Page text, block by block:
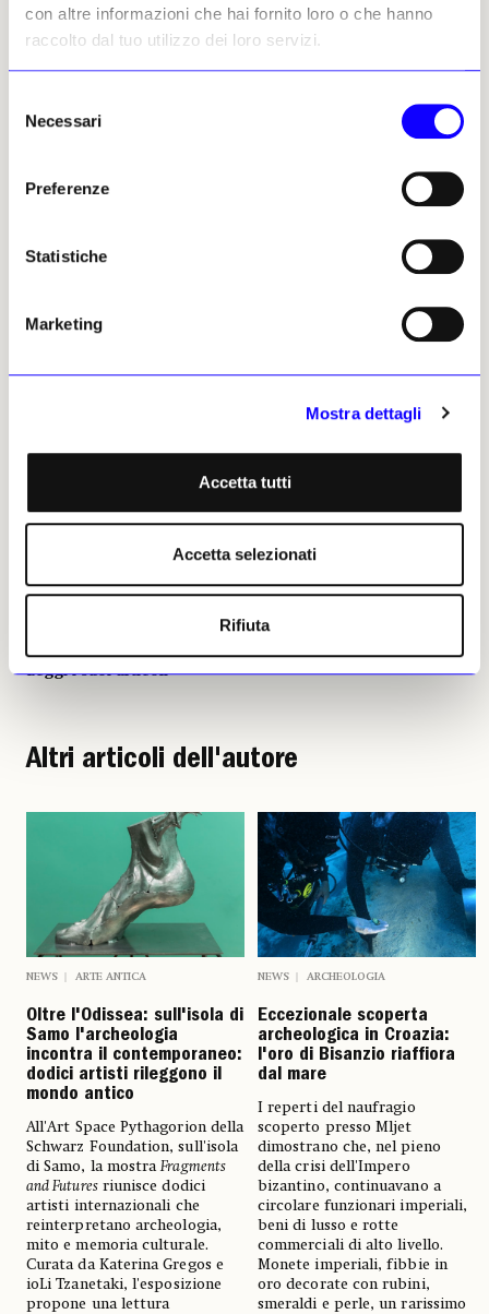
con altre informazioni che hai fornito loro o che hanno
raccolto dal tuo utilizzo dei loro servizi.
delNecessari
Preferenze
Statistiche
Marketing
Mostra dettagli
Accetta tutti
Accetta selezionati
Rifiuta
Una delle otto lettere autografe firmate da John Keats alla sua fidanzata,
Riccardo Deni, 12 maggio 2026
| © Riproduzione riservata
Leggi i suoi articoli
Altri articoli dell'autore
NEWS ARTE ANTICA
Oltre l'Odissea: sull'isola di
Samo l'archeologia
incontra il contemporaneo:
dodici artisti rileggono il
mondo antico
All'Art Space Pythagorion della
Schwarz Foundation, sull'isola
di Samo, la mostraFragments
and Futuresriunisce dodici
artisti internazionali che
reinterpretano archeologia,
mito e memoria culturale.
Curata da Katerina Gregos e
ioLi Tzanetaki, l'esposizione
propone una lettura
NEWS ARCHEOLOGIA
Eccezionale scoperta
archeologica in Croazia:
l'oro di Bisanzio riaffiora
dal mare
I reperti del naufragio
scoperto presso Mljet
dimostrano che, nel pieno
della crisi dell'Impero
bizantino, continuavano a
circolare funzionari imperiali,
beni di lusso e rotte
commerciali di alto livello.
Monete imperiali, fibbie in
oro decorate con rubini,
smeraldi e perle, un rarissimo